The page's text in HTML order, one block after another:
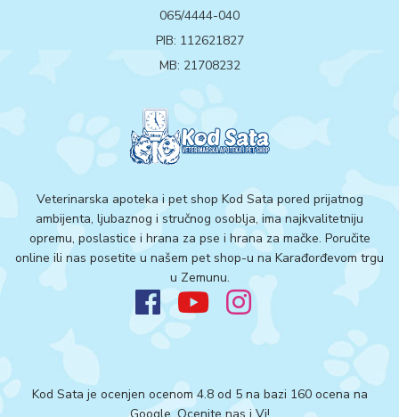
065/4444-040
PIB: 112621827
MB: 21708232
Veterinarska apoteka i pet shop Kod Sata pored prijatnog
ambijenta, ljubaznog i stručnog osoblja, ima najkvalitetniju
opremu, poslastice i hrana za pse i hrana za mačke. Poručite
online ili nas posetite u našem pet shop-u na Karađorđevom trgu
u Zemunu.
Kod Sata je ocenjen ocenom 4.8 od 5 na bazi 160 ocena na